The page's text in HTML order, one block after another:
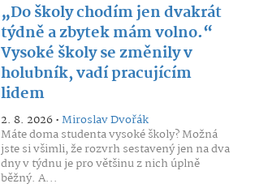
„Do školy chodím jen dvakrát
týdně a zbytek mám volno.“
Vysoké školy se změnily v
holubník, vadí pracujícím
lidem
2. 8. 2026 •Miroslav Dvořák
Máte doma studenta vysoké školy? Možná
jste si všimli, že rozvrh sestavený jen na dva
dny v týdnu je pro většinu z nich úplně
běžný. A...